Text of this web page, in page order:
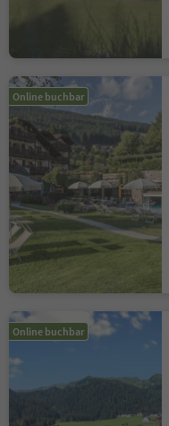
Online buchbar
Online buchbar